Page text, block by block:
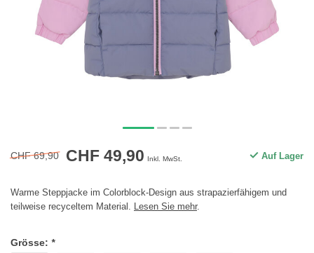
CHF 69,90 CHF 49,90 Inkl. MwSt. Auf Lager
Warme Steppjacke im Colorblock-Design aus strapazierfähigem und
teilweise recyceltem Material. Lesen Sie mehr.
Grösse: *